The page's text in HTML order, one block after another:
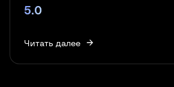
5.0
Читать далее